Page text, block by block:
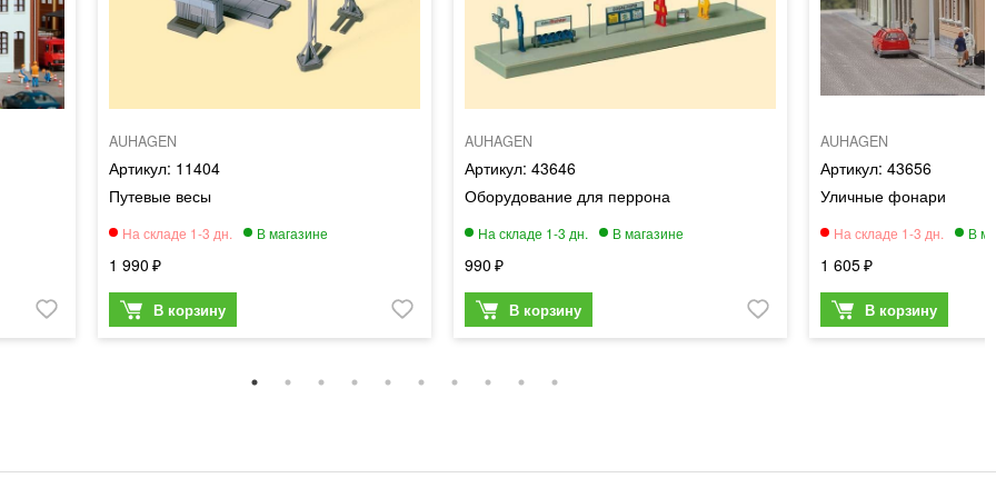
AUHAGEN
11404
Путевые весы
1 990
AUHAGEN
43646
Оборудование для перрона
990
AUHAGEN
43656
Уличные фонари
1 605